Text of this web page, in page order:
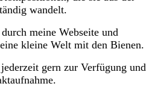
wandelt.
meine Webseite und
kleine Welt mit den Bienen.
gern zur Verfügung und